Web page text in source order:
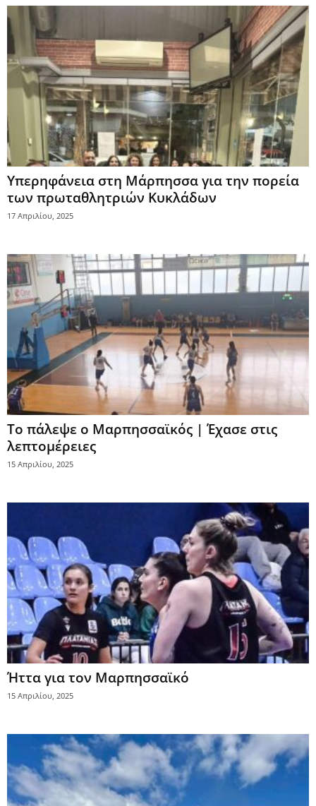
Υπερηφάνεια στη Μάρπησσα για την πορεία
των πρωταθλητριών Κυκλάδων
17 Απριλίου, 2025
Το πάλεψε ο Μαρπησσαϊκός | Έχασε στις
λεπτομέρειες
15 Απριλίου, 2025
Ήττα για τον Μαρπησσαϊκό
15 Απριλίου, 2025